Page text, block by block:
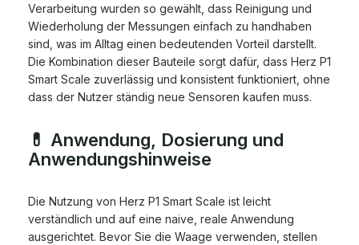
Verarbeitung wurden so gewählt, dass Reinigung und
Wiederholung der Messungen einfach zu handhaben
sind, was im Alltag einen bedeutenden Vorteil darstellt.
Die Kombination dieser Bauteile sorgt dafür, dass Herz P1
Smart Scale zuverlässig und konsistent funktioniert, ohne
dass der Nutzer ständig neue Sensoren kaufen muss.
💊 Anwendung, Dosierung und
Anwendungshinweise
Die Nutzung von Herz P1 Smart Scale ist leicht
verständlich und auf eine naive, reale Anwendung
ausgerichtet. Bevor Sie die Waage verwenden, stellen